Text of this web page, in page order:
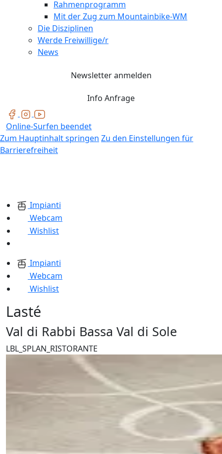
Rahmenprogramm
Mit der Zug zum Mountainbike-WM
Die Disziplinen
Werde Freiwillige/r
News
Newsletter anmelden
Info Anfrage
Online-Surfen beendet
Zum Hauptinhalt springen Zu den Einstellungen für
Barrierefreiheit
Impianti
Webcam
Wishlist
Impianti
Webcam
Wishlist
Lasté
Val di Rabbi Bassa Val di Sole
LBL_SPLAN_RISTORANTE